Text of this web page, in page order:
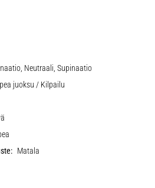
Neutraali, Supinaatio
juoksu / Kilpailu
Matala